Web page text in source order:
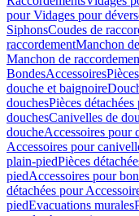
pour Vidages pour
SiphonsCoudes de
raccordementManchon
Manchon de
BondesAccessoires
douche et baignoire
douchesPièces
douchesCanivelles de
doucheAccessoires pour
Accessoires pour
plain-piedPièces
piedAccessoires pour
détachées pour
piedEvacuations murales